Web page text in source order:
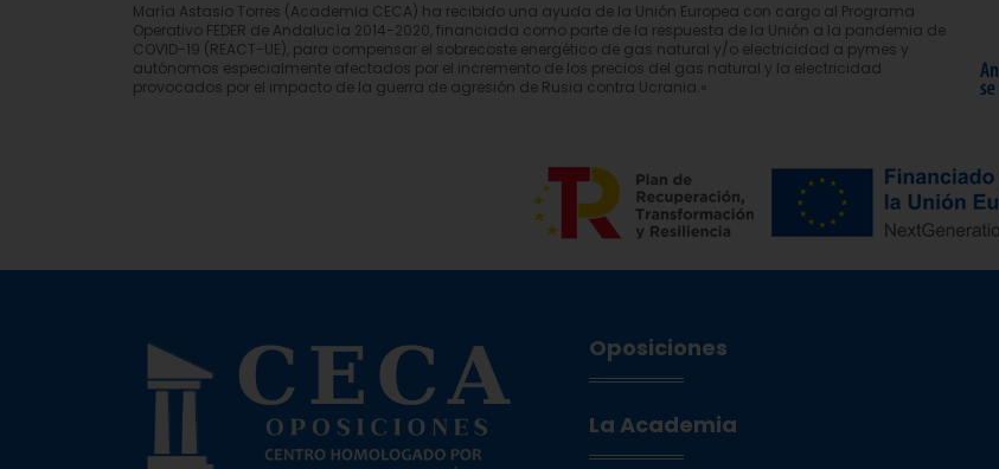
María Astasio Torres (Academia CECA) ha recibido una ayuda de la Unión Europea con cargo al Programa
Operativo FEDER de Andalucía 2014-2020, financiada como parte de la respuesta de la Unión a la pandemia de
COVID-19 (REACT-UE), para compensar el sobrecoste energético de gas natural y/o electricidad a pymes y
autónomos especialmente afectados por el incremento de los precios del gas natural y la electricidad
provocados por el impacto de la guerra de agresión de Rusia contra Ucrania.»
Oposiciones
La Academia